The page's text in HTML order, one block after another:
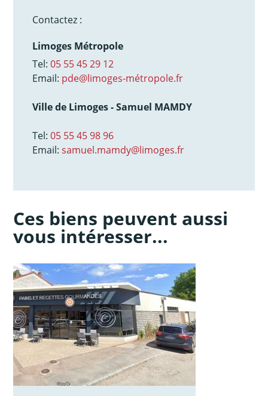
Contactez :
Limoges Métropole
Tel:05 55 45 29 12
Email: pde@limoges-métropole.fr
Ville de Limoges - Samuel MAMDY
Tel:05 55 45 98 96
Email:samuel.mamdy@limoges.fr
Ces biens peuvent aussi
vous intéresser...